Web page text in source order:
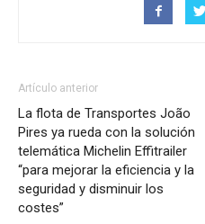
Artículo anterior
La flota de Transportes João
Pires ya rueda con la solución
telemática Michelin Effitrailer
“para mejorar la eficiencia y la
seguridad y disminuir los
costes”